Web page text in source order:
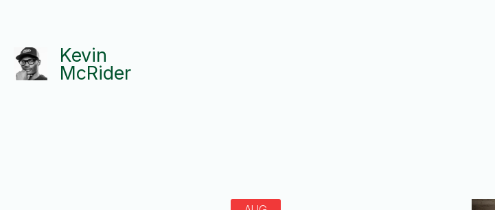
Kevin
McRider